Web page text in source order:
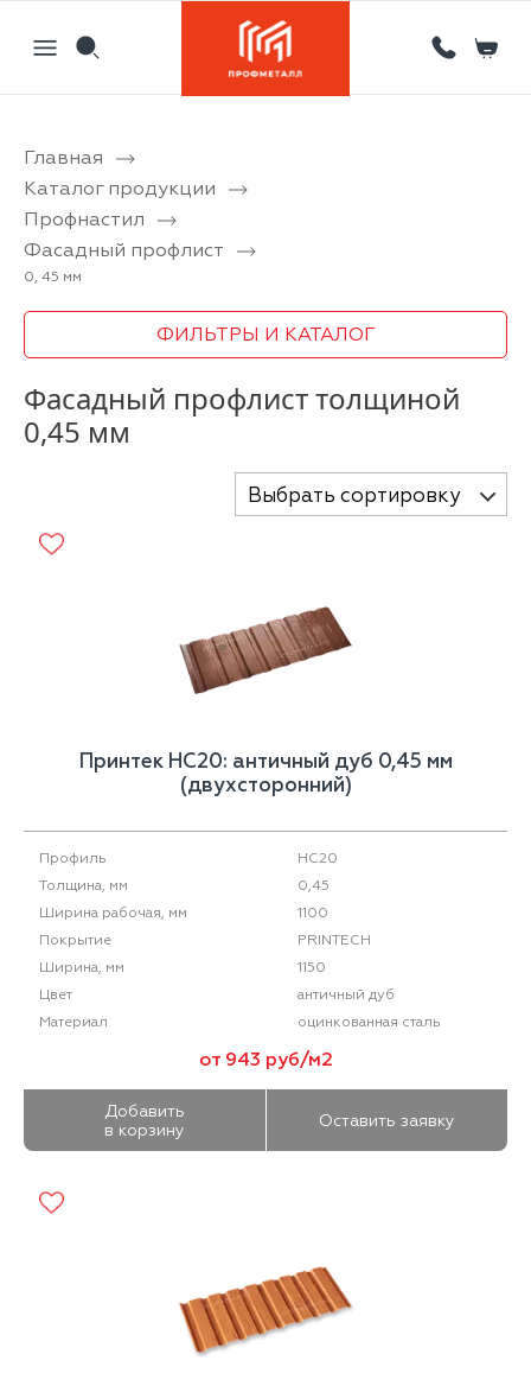
Назад
Партнерам
Отзывы
Вакансии
Назад
Кровля
Фасад
Ограждения
Двери
Назад
Сервисный металлоцентр
Гибка листового металла на станке с ЧПУ
Координатная пробивка отверстий в металле
Порошковая покраска металлических изделий
Проектирование вентилируемых фасадов
Вальцовка листового металла
Назад
Новости
Статьи
Главная
Каталог продукции
Профнастил
Фасадный профлист
0, 45 мм
ФИЛЬТРЫ И КАТАЛОГ
Фасадный профлист толщиной
0,45 мм
Выбрать сортировку
Принтек НС20: античный дуб 0,45 мм
(двухсторонний)
Профиль
НС20
Толщина, мм
0,45
Ширина рабочая, мм
1100
Покрытие
PRINTECH
Ширина, мм
1150
Цвет
античный дуб
Материал
оцинкованная сталь
от 943 руб/м2
Добавить
в корзину
Оставить заявку